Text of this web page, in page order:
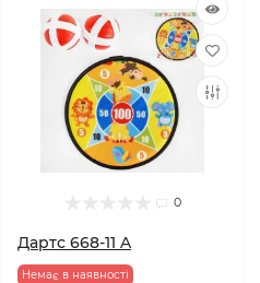
0
Дартс 668-11 A
Немає в наявності